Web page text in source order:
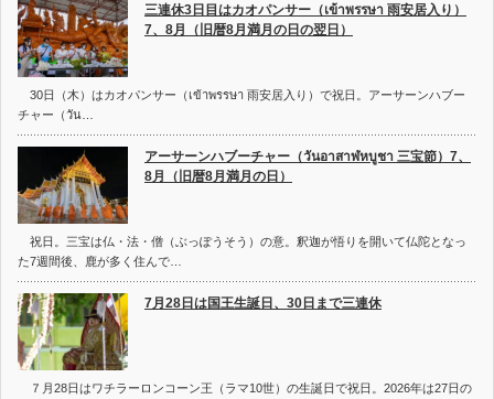
三連休3日目はカオパンサー（เข้าพรรษา 雨安居入り）
7、8月（旧暦8月満月の日の翌日）
30日（木）はカオパンサー（เข้าพรรษา 雨安居入り）で祝日。アーサーンハブー
チャー（วัน…
アーサーンハブーチャー（วันอาสาฬหบูชา 三宝節）7、
8月（旧暦8月満月の日）
祝日。三宝は仏・法・僧（ぶっぽうそう）の意。釈迦が悟りを開いて仏陀となっ
た7週間後、鹿が多く住んで…
7月28日は国王生誕日、30日まで三連休
７月28日はワチラーロンコーン王（ラマ10世）の生誕日で祝日。2026年は27日の